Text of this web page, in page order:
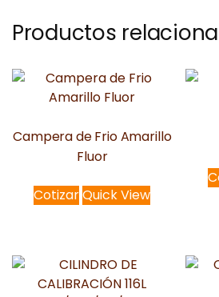
Productos
Campera de Frio Amarillo
Fluor
CotizarQuick View